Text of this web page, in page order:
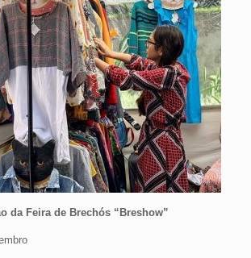
da Feira de Brechós “Breshow”